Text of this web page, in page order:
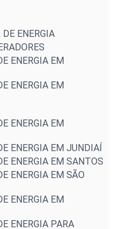
DE ENERGIA
ENERGIA EM
ENERGIA EM
ENERGIA EM
ENERGIA EM JUNDIAÍ
ENERGIA EM SANTOS
ENERGIA EM SÃO
ENERGIA EM
ENERGIA PARA